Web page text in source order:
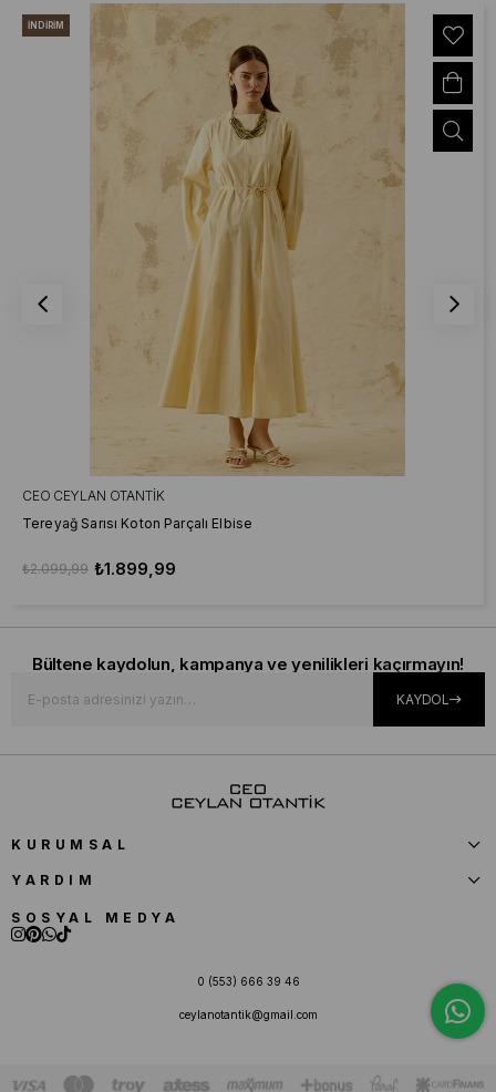
CEO CEYLAN OTANTIK
Tereyağ Sarısı Koton Parçalı Elbise
₺1.899,99
₺2.099,99
İNDIRIM
Bültene kaydolun, kampanya ve yenilikleri kaçırmayın!
KAYDOL
KURUMSAL
YARDIM
SOSYAL MEDYA
0 (553) 666 39 46
ceylanotantik@gmail.com